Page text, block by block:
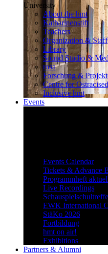
University
About the hmt
Katharinenstift
Teachers
Organization & Staff
Library
Sound Studio &
rosa
Forschung &
Centre for
Inclusive hmt
Events
Events Calendar
Tickets & Advance
Programmheft
Live Recordings
EWK International
StäKo 2026
Fortbildung
hmt on air!
Exhibitions
Partners & Alumni